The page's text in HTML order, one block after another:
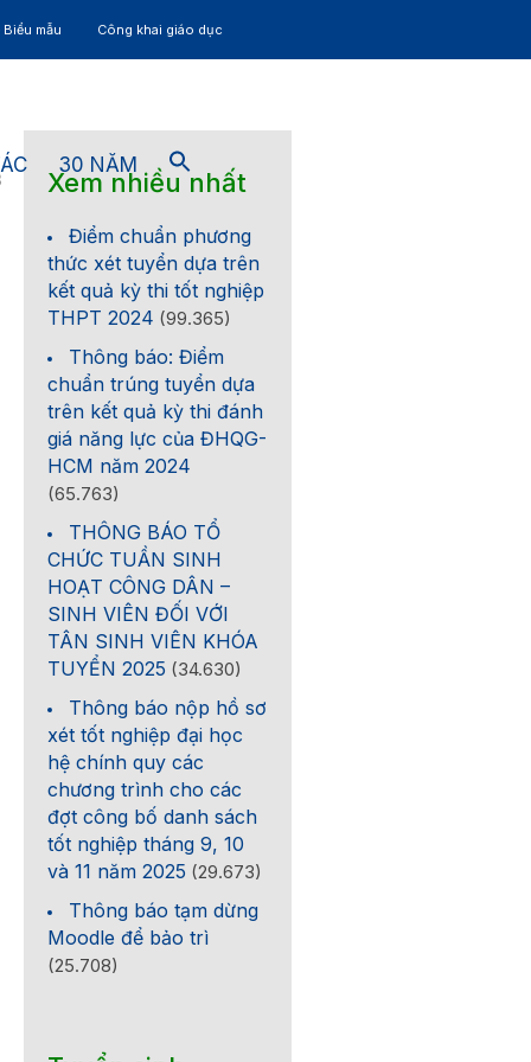
mẫu Công khai giáo dục
30 NĂM
Xem nhiều nhất
Điểm chuẩn phương
thức xét tuyển dựa trên
kết quả kỳ thi tốt nghiệp
THPT 2024 (99.365)
Thông báo: Điểm
chuẩn trúng tuyển dựa
trên kết quả kỳ thi đánh
giá năng lực của ĐHQG-
HCM năm 2024
(65.763)
THÔNG BÁO TỔ
CHỨC TUẦN SINH
HOẠT CÔNG DÂN –
SINH VIÊN ĐỐI VỚI
TÂN SINH VIÊN KHÓA
TUYỂN 2025 (34.630)
Thông báo nộp hồ sơ
xét tốt nghiệp đại học
hệ chính quy các
chương trình cho các
đợt công bố danh sách
tốt nghiệp tháng 9, 10
và 11 năm 2025 (29.673)
Thông báo tạm dừng
Moodle để bảo trì
(25.708)